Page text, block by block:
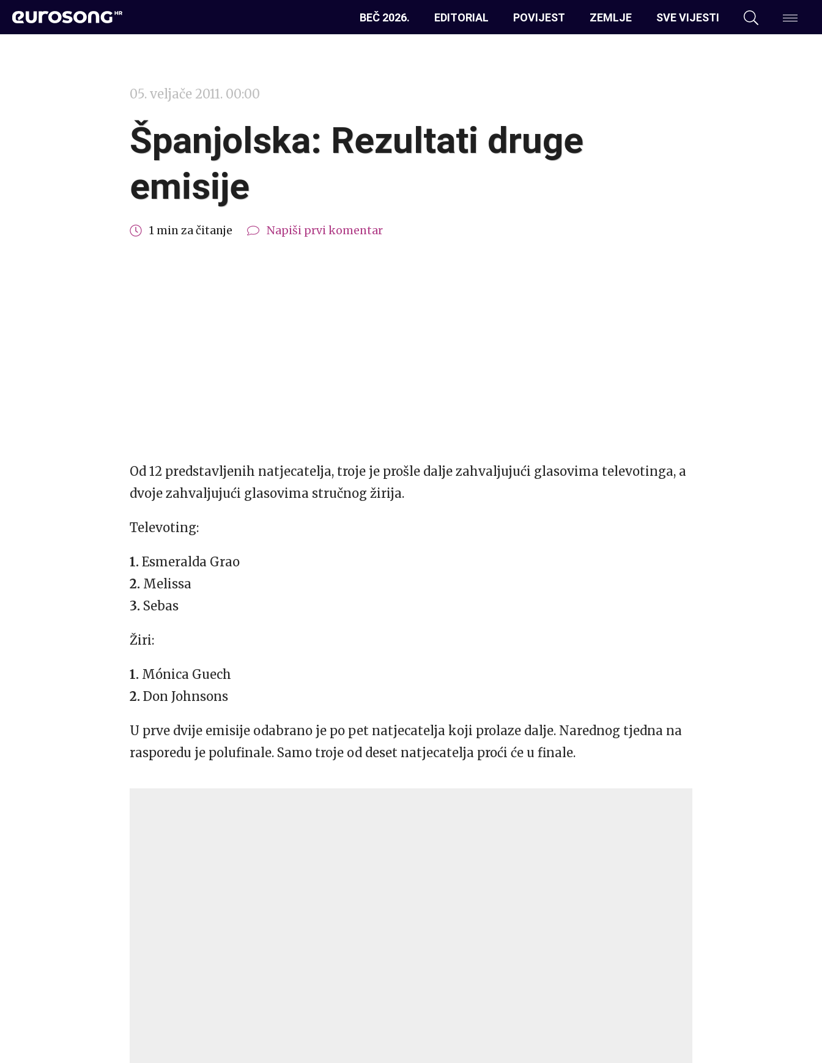
BEČ 2026. EDITORIAL POVIJEST ZEMLJE SVE VIJESTI
05. veljače 2011. 00:00
Španjolska: Rezultati druge
emisije
1 min za čitanje Napiši prvi komentar
Od 12 predstavljenih natjecatelja, troje je prošle dalje zahvaljujući glasovima televotinga, a
dvoje zahvaljujući glasovima stručnog žirija.
Televoting:
1. Esmeralda Grao
2. Melissa
3. Sebas
Žiri:
1. Mónica Guech
2. Don Johnsons
U prve dvije emisije odabrano je po pet natjecatelja koji prolaze dalje. Narednog tjedna na
rasporedu je polufinale. Samo troje od deset natjecatelja proći će u finale.